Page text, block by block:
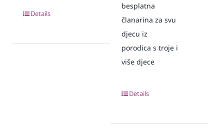
Details
besplatna
članarina za svu
djecu iz
porodica s troje i
više djece
Details